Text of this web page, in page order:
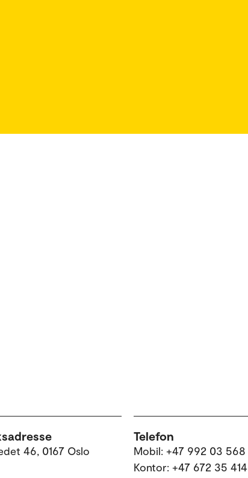
46, 0167 Oslo
Telefon
Mobil: +47 992 03 568
Kontor: +47 672 35 414